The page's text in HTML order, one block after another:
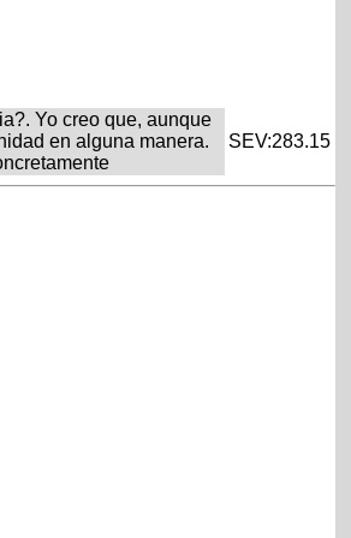
Yo creo que, aunque
en alguna manera.
SEV:283.15